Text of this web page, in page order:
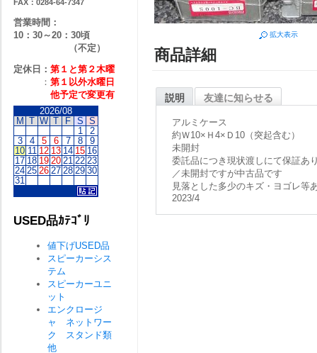
拡大表示
商品詳細
説明 友達に知らせる
アルミケース
約Ｗ10×Ｈ4×Ｄ10（突起含む）
未開封
委託品につき現状渡しにて保証あ
／未開封ですが中古品です
見落とした多少のキズ・ヨゴレ等
2023/4
FAX：0284-64-7347
営業時間：
10：30～20：30頃
（不定）
定休日： 第１と第２木曜
： 第１以外水曜日
他予定で変更有
2026/08
M T W T F S S
1
2
3
4 5 6 7 8
9
10 11 12 13 14 15 16
17 18 19 20 21 22 23
24 25 26 27 28 29 30
31
USED品ｶﾃｺﾞﾘ
値下げUSED品
スピーカーシス
テム
スピーカーユニ
ット
エンクロージ
ャ ネットワー
ク スタンド類
他